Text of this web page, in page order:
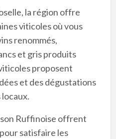
la région offre
viticoles où vous
renommés,
et gris produits
proposent
et des dégustations
Ruffinoise offrent
satisfaire les